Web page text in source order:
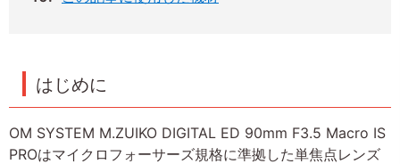
はじめに
OM SYSTEM M.ZUIKO DIGITAL ED 90mm F3.5 Macro IS
PROはマイクロフォーサーズ規格に準拠した単焦点レンズ